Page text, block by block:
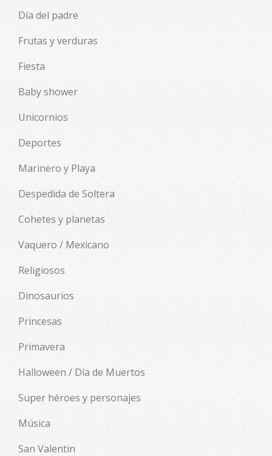
Día del padre
Frutas y verduras
Fiesta
Baby shower
Unicornios
Deportes
Marinero y Playa
Despedida de Soltera
Cohetes y planetas
Vaquero / Mexicano
Religiosos
Dinosaurios
Princesas
Primavera
Halloween / Día de Muertos
Super héroes y personajes
Música
San Valentin